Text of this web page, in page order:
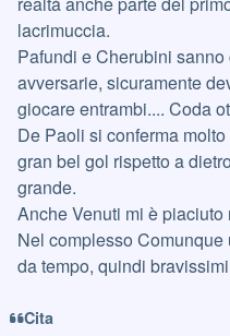
lacrimuccia.
Pafundi e Cherubini
avversarie, sicuramente
giocare entrambi.... Coda
De Paoli si conferma
gran bel gol rispetto a
grande.
Anche Venuti mi è
Nel complesso
da tempo, quindi
Cita